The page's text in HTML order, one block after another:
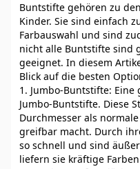
Buntstifte gehören zu
Kinder. Sie sind einfach
Farbauswahl und sind
nicht alle Buntstifte sind
geeignet. In diesem
Blick auf die besten
1. Jumbo-Buntstifte:
Jumbo-Buntstifte. Diese
Durchmesser als
greifbar macht. Durch
so schnell und sind
liefern sie kräftige